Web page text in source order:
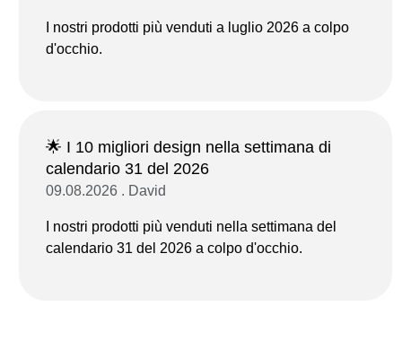
I nostri prodotti più venduti a luglio 2026 a colpo
d'occhio.
🌟 I 10 migliori design nella settimana di
calendario 31 del 2026
09.08.2026 . David
I nostri prodotti più venduti nella settimana del
calendario 31 del 2026 a colpo d'occhio.